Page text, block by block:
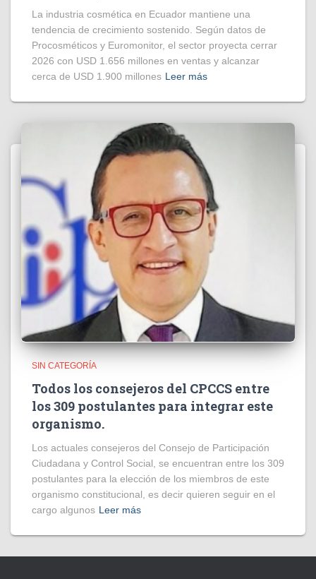
La industria cosmética en Ecuador mantiene una
tendencia de crecimiento sostenido. Según datos de
Procosméticos y Euromonitor, el sector proyecta cerrar
2026 con USD 1.656 millones en ventas y alcanzar
cerca de USD 1.900 millones Leer más
SIN CATEGORÍA
Todos los consejeros del CPCCS entre
los 309 postulantes para integrar este
organismo.
Los actuales consejeros del Consejo de Participación
Ciudadana y Control Social, se encuentran entre los 309
postulantes para la elección de los miembros de este
organismo constitucional, es decir quieren seguir en el
cargo algunos Leer más